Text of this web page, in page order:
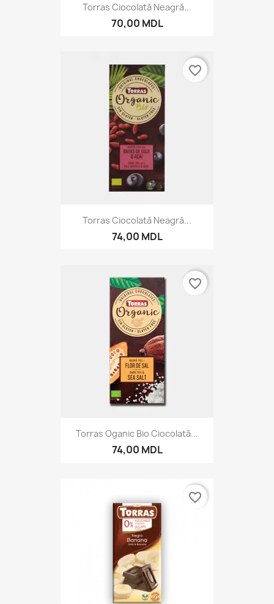
Torras Ciocolată Neagră...
70,00 MDL
Torras Ciocolată Neagră...
74,00 MDL
favorite_border
Torras Oganic Bio Ciocolată...
74,00 MDL
favorite_border
favorite_border